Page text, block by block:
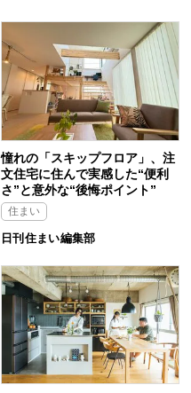
憧れの「スキップフロア」、注
文住宅に住んで実感した“便利
さ”と意外な“後悔ポイント”
住まい
日刊住まい編集部